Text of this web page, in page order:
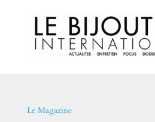
Le Magazine